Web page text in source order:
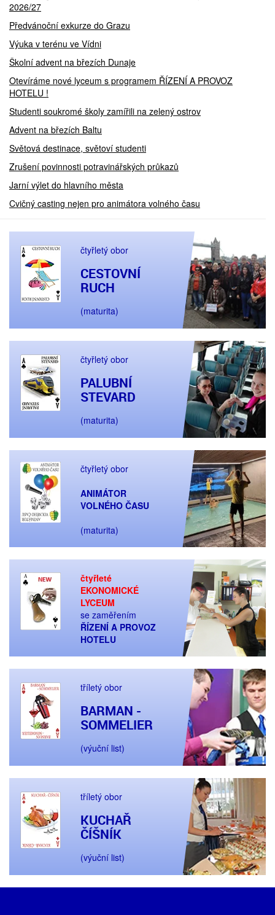
2026/27
Předvánoční exkurze do Grazu
Výuka v terénu ve Vídni
Školní advent na březích Dunaje
Otevíráme nové lyceum s programem ŘÍZENÍ A PROVOZ
HOTELU !
Studenti soukromé školy zamířili na zelený ostrov
Advent na březích Baltu
Světová destinace, světoví studenti
Zrušení povinnosti potravinářských průkazů
Jarní výlet do hlavního města
Cvičný casting nejen pro animátora volného času
čtyřletý obor
CESTOVNÍ
RUCH
(maturita)
čtyřletý obor
PALUBNÍ
STEVARD
(maturita)
čtyřletý obor
ANIMÁTOR
VOLNÉHO ČASU
(maturita)
čtyřleté
EKONOMICKÉ
LYCEUM
se zaměřením
ŘÍZENÍ A PROVOZ
HOTELU
tříletý obor
BARMAN -
SOMMELIER
(výuční list)
tříletý obor
KUCHAŘ
ČÍŠNÍK
(výuční list)